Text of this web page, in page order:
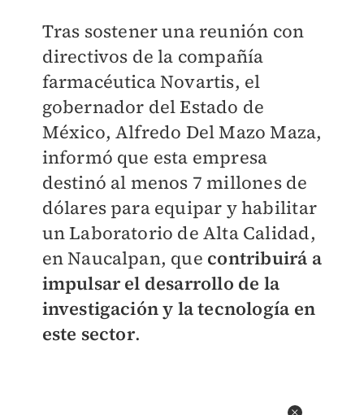
Tras sostener una reunión con
directivos de la compañía
farmacéutica Novartis, el
gobernador del Estado de
México, Alfredo Del Mazo Maza,
informó que esta empresa
destinó al menos 7 millones de
dólares para equipar y habilitar
un Laboratorio de Alta Calidad,
en Naucalpan, que contribuirá a
impulsar el desarrollo de la
investigación y la tecnología en
este sector.